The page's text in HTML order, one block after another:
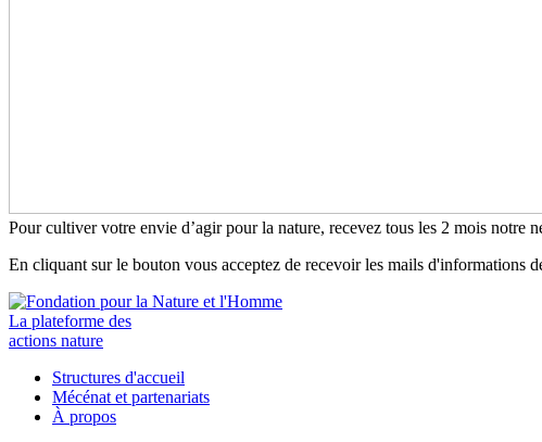
Pour cultiver votre envie d’agir pour la nature, recevez tous les 2 mois notre
En cliquant sur le bouton vous acceptez de recevoir les mails d'informations
La plateforme des
actions nature
Structures d'accueil
Mécénat et partenariats
À propos